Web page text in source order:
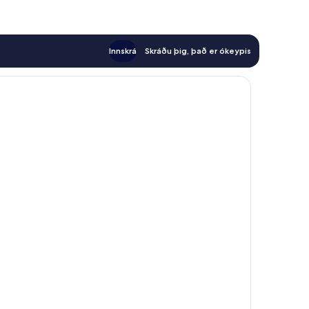
Innskrá Skráðu þig, það er ókeypis